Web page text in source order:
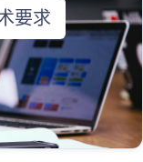
要求